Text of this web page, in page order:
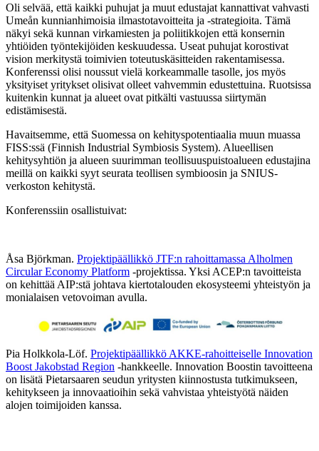
Oli selvää, että kaikki puhujat ja muut edustajat kannattivat vahvasti
Umeån kunnianhimoisia ilmastotavoitteita ja -strategioita. Tämä
näkyi sekä kunnan virkamiesten ja poliitikkojen että konsernin
yhtiöiden työntekijöiden keskuudessa. Useat puhujat korostivat
vision merkitystä toimivien toteutuskäsitteiden rakentamisessa.
Konferenssi olisi noussut vielä korkeammalle tasolle, jos myös
yksityiset yritykset olisivat olleet vahvemmin edustettuina. Ruotsissa
kuitenkin kunnat ja alueet ovat pitkälti vastuussa siirtymän
edistämisestä.
Havaitsemme, että Suomessa on kehityspotentiaalia muun muassa
FISS:ssä (Finnish Industrial Symbiosis System). Alueellisen
kehitysyhtiön ja alueen suurimman teollisuuspuistoalueen edustajina
meillä on kaikki syyt seurata teollisen symbioosin ja SNIUS-
verkoston kehitystä.
Konferenssiin osallistuivat:
Åsa Björkman. Projektipäällikkö JTF:n rahoittamassa Alholmen
Circular Economy Platform -projektissa. Yksi ACEP:n tavoitteista
on kehittää AIP:stä johtava kiertotalouden ekosysteemi yhteistyön ja
monialaisen vetovoiman avulla.
Pia Holkkola-Löf. Projektipäällikkö AKKE-rahoitteiselle Innovation
Boost Jakobstad Region -hankkeelle. Innovation Boostin tavoitteena
on lisätä Pietarsaaren seudun yritysten kiinnostusta tutkimukseen,
kehitykseen ja innovaatioihin sekä vahvistaa yhteistyötä näiden
alojen toimijoiden kanssa.